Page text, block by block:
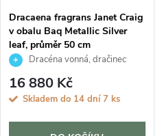
Dracaena fragrans Janet Craig
v obalu Baq Metallic Silver
leaf, průměr 50 cm
Dracéna vonná, dračinec
16 880 Kč
Skladem do 14 dní7 ks